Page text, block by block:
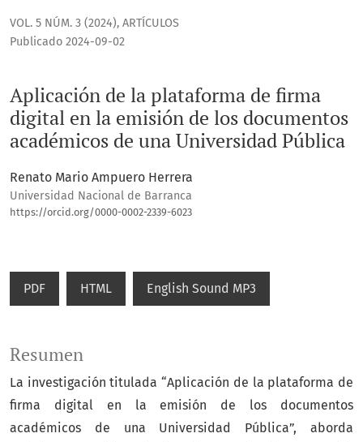
VOL. 5 NÚM. 3 (2024), ARTÍCULOS
Aplicación de la plataforma de firma
digital en la emisión de los documentos
académicos de una Universidad Pública
Publicado 2024-09-02
Renato Mario Ampuero Herrera
Universidad Nacional de Barranca
https://orcid.org/0000-0002-2339-6023
PDF HTML English Sound MP3
Resumen
La investigación titulada “Aplicación de la plataforma de
firma digital en la emisión de los documentos
académicos de una Universidad Pública”, aborda